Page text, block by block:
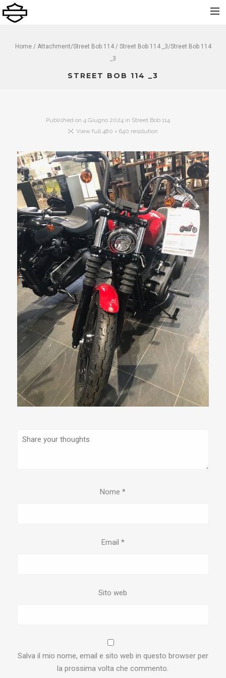
Contatti
Dolomiti Chapter
Finance
Home/ Attachment/Street Bob 114/ Street Bob 114 _3/Street Bob 114
_3
STREET BOB 114 _3
Published on 4 Giugno 2024in Street Bob 114
View full 480 × 640 resolution
Nome*
Email *
Sito web
Salva il mio nome, email e sito web in questo browser per
la prossima volta che commento.